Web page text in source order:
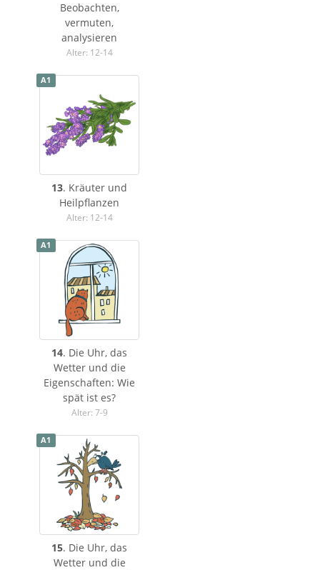
Beobachten,
vermuten,
analysieren
Alter: 12-14
13. Kräuter und
Heilpflanzen
Alter: 12-14
A1
14. Die Uhr, das
Wetter und die
Eigenschaften: Wie
spät ist es?
Alter: 7-9
A1
15. Die Uhr, das
Wetter und die
A1